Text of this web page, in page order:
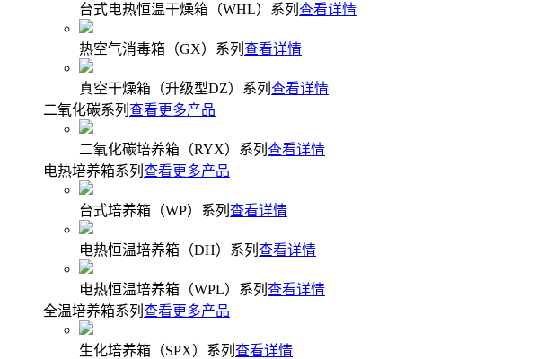
台式电热恒温干燥箱（WHL）系列 查看详情
热空气消毒箱（GX）系列 查看详情
真空干燥箱（升级型DZ）系列 查看详情
二氧化碳系列 查看更多产品
二氧化碳培养箱（RYX）系列 查看详情
电热培养箱系列 查看更多产品
台式培养箱（WP）系列 查看详情
电热恒温培养箱（DH）系列 查看详情
电热恒温培养箱（WPL）系列 查看详情
全温培养箱系列 查看更多产品
生化培养箱（SPX）系列 查看详情